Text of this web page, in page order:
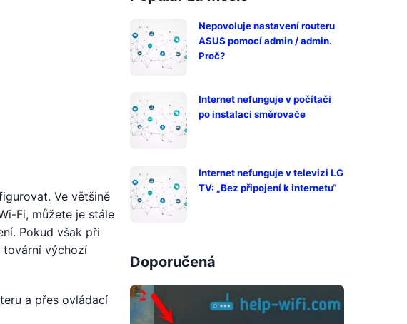
Ve většině
Fi, můžete je stále
Pokud však při
tovární výchozí
a přes ovládací
Nepovoluje nastavení routeru
ASUS pomocí admin / admin.
Proč?
Internet nefunguje v počítači
po instalaci směrovače
Internet nefunguje v televizi LG
TV: „Bez připojení k internetu“
Doporučená